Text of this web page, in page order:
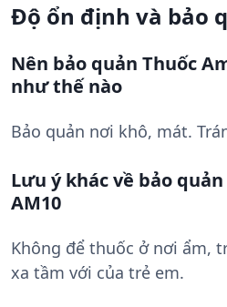
Độ ổn định và bảo
Nên bảo quản Thuốc
như thế nào
Bảo quản nơi khô, mát.
Lưu ý khác về bảo
AM10
Không để thuốc ở nơi ẩm,
xa tầm với của trẻ em.